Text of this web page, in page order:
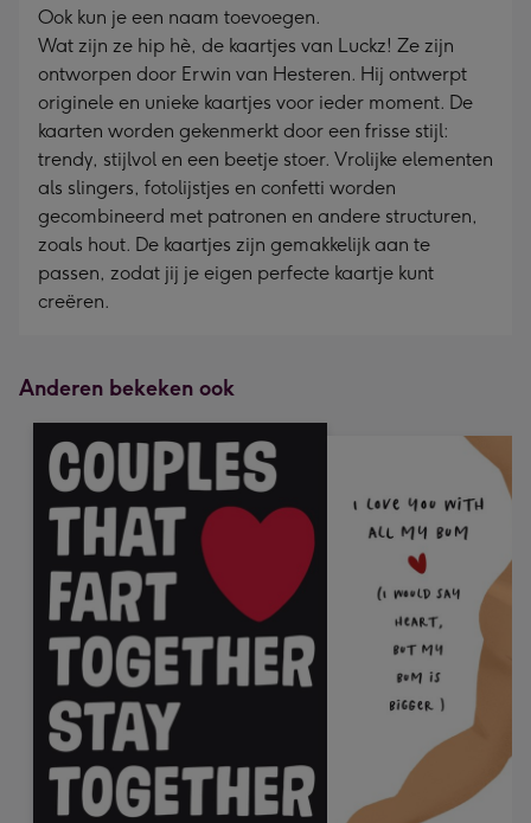
Ook kun je een naam toevoegen.
Wat zijn ze hip hè, de kaartjes van Luckz! Ze zijn
ontworpen door Erwin van Hesteren. Hij ontwerpt
originele en unieke kaartjes voor ieder moment. De
kaarten worden gekenmerkt door een frisse stijl:
trendy, stijlvol en een beetje stoer. Vrolijke elementen
als slingers, fotolijstjes en confetti worden
gecombineerd met patronen en andere structuren,
zoals hout. De kaartjes zijn gemakkelijk aan te
passen, zodat jij je eigen perfecte kaartje kunt
creëren.
Anderen bekeken ook